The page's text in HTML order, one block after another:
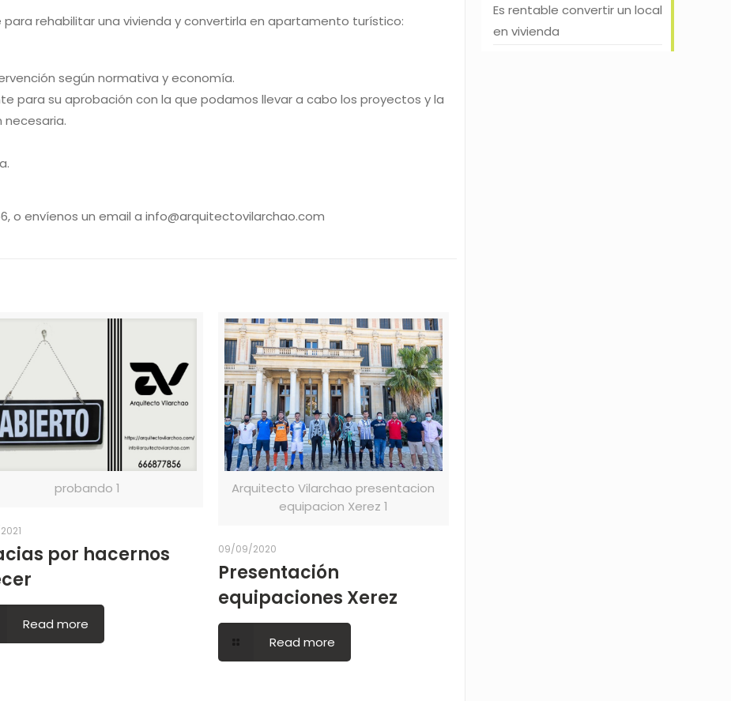
para rehabilitar una vivienda y convertirla en apartamento turístico:
según normativa y economía.
para su aprobación con la que podamos llevar a cabo los proyectos y la
o envíenos un email a info@arquitectovilarchao.com
probando 1
por hacernos
Read more
Arquitecto Vilarchao presentacion
equipacion Xerez 1
09/09/2020
Presentación
equipaciones Xerez
Read more
Es rentable convertir un local
en vivienda